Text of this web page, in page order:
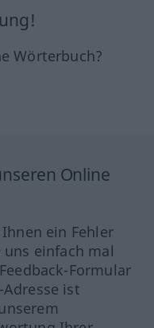
Wörterbuch?
Online
ein Fehler
einfach mal
Formular
ist